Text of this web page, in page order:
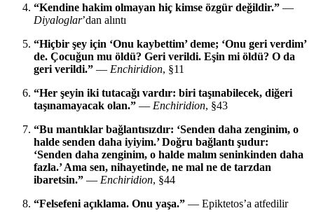
“Kendine hakim olmayan hiç kimse özgür değildir.” —
Diyaloglar’dan alıntı
“Hiçbir şey için ‘Onu kaybettim’ deme; ‘Onu geri verdim’
de. Çocuğun mu öldü? Geri verildi. Eşin mi öldü? O da
geri verildi.” — Enchiridion, §11
“Her şeyin iki tutacağı vardır: biri taşınabilecek, diğeri
taşınamayacak olan.” — Enchiridion, §43
“Bu mantıklar bağlantısızdır: ‘Senden daha zenginim, o
halde senden daha iyiyim.’ Doğru bağlantı şudur:
‘Senden daha zenginim, o halde malım seninkinden daha
fazla.’ Ama sen, nihayetinde, ne mal ne de tarzdan
ibaretsin.” — Enchiridion, §44
“Felsefeni açıklama. Onu yaşa.” — Epiktetos’a atfedilir